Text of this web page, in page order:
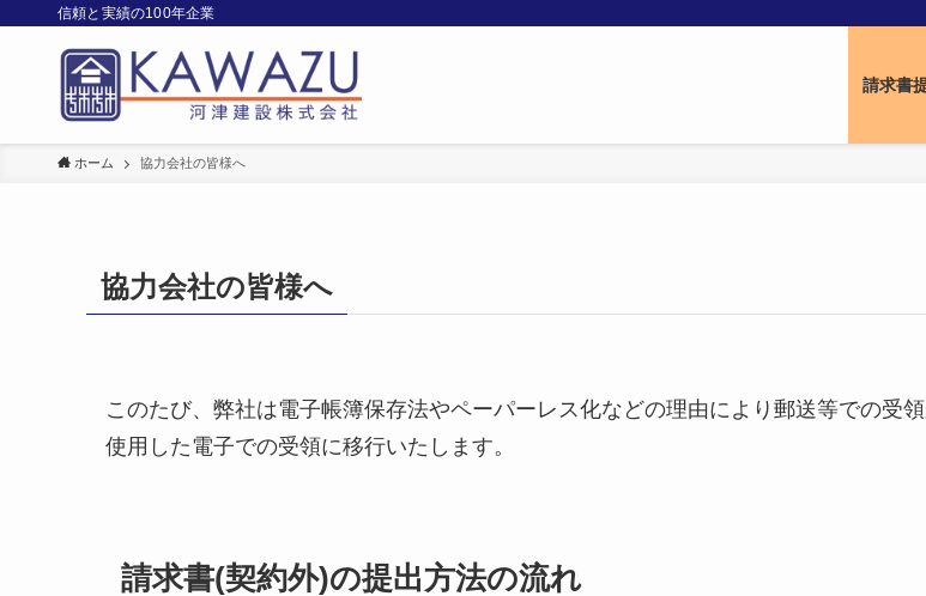
信頼と実績の100年企業
請求書
ホーム 協力会社の皆様へ
協力会社の皆様へ
このたび、弊社は電子帳簿保存法やペーパーレス化などの理由により郵送等での受
使用した電子での受領に移行いたします。
請求書(契約外)の提出方法の流れ